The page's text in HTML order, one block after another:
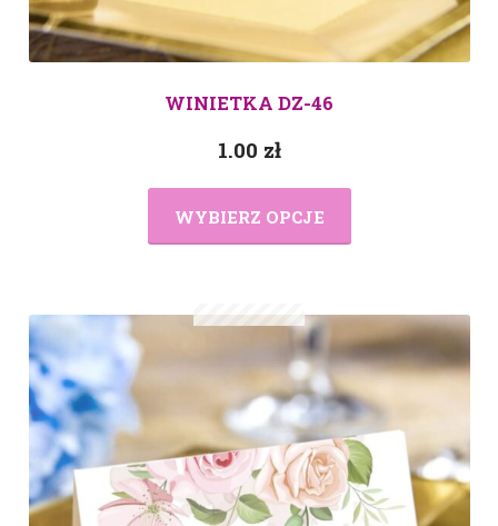
WINIETKA DZ-46
1.00 zł
WYBIERZ OPCJE